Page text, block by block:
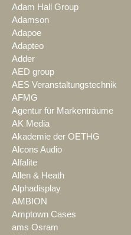
Adam Hall Group
Adamson
Adapoe
Adapteo
Adder
AED group
AES Veranstaltungstechnik
AFMG
Agentur für Markenträume
AK Media
Akademie der OETHG
Alcons Audio
Alfalite
Allen & Heath
Alphadisplay
AMBION
Amptown Cases
ams Osram